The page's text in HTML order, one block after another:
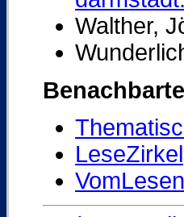
Walther,
LeseZirkel
VomLesen